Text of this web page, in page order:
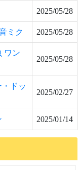
2025/05/28
ミク 2025/05/28
ワン
2025/05/28
ドッ
2025/02/27
2025/01/14